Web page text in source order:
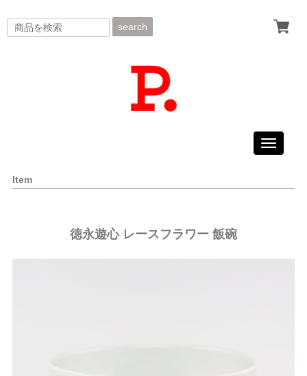
search
Toggle
Item
徳永遊心 レースフラワー 飯碗